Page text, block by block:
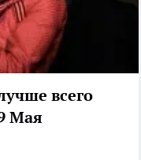
всего
Мая